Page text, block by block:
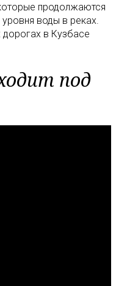
продолжаются
воды в реках.
в Кузбасе
под